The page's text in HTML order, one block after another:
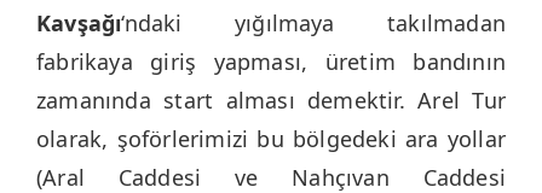
Kavşağı‘ndaki yığılmaya takılmadan
fabrikaya giriş yapması, üretim bandının
zamanında start alması demektir. Arel Tur
olarak, şoförlerimizi bu bölgedeki ara yollar
(Aral Caddesi ve Nahçıvan Caddesi